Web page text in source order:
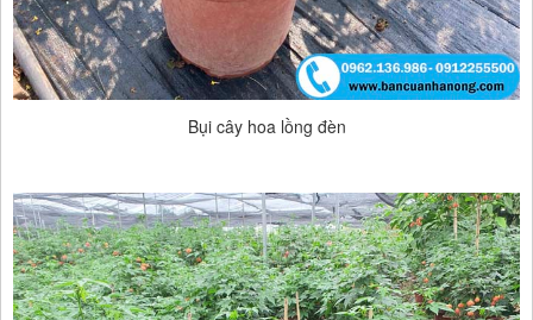
Bụi cây hoa lồng đèn